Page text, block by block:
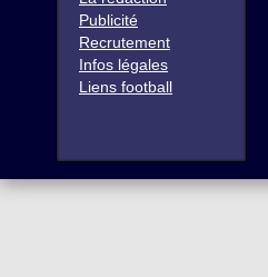
Publicité
Recrutement
Infos légales
Liens football